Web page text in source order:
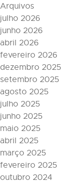
Arquivos
julho 2026
junho 2026
abril 2026
fevereiro 2026
dezembro 2025
setembro 2025
agosto 2025
julho 2025
junho 2025
maio 2025
abril 2025
março 2025
fevereiro 2025
outubro 2024